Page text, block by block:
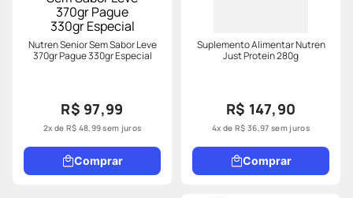
Nutren Senior Sem Sabor Leve
370gr Pague 330gr Especial
R$ 97,99
2x de R$ 48,99sem juros
Comprar
Suplemento Alimentar Nutren
Just Protein 280g
R$ 147,90
4x deR$ 36,97 sem juros
Comprar